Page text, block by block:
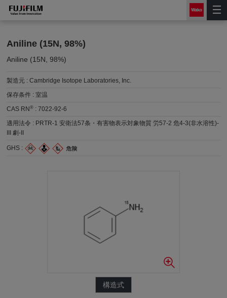
Aniline (15N, 98%)
Aniline (15N, 98%)
製造元 :Cambridge Isotope Laboratories, Inc.
保存条件 :室温
CAS RN® :7022-92-6
適用法令 : PRTR-1 安衛法57条・有害物表示対象物質 労57-2 危4-3(非水溶性)-
III 劇-II
GHS :
構造式